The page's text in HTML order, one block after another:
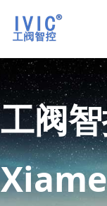
工阀